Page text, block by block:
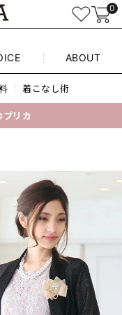
0
ABOUT
着こなし術
プリカ